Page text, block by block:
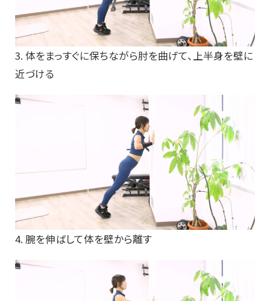
3. 体をまっすぐに保ちながら肘を曲げて、上半身を壁に
近づける
4. 腕を伸ばして体を壁から離す